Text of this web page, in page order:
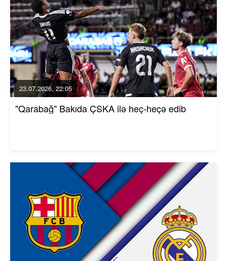
23.07.2026, 22:05
"Qarabağ" Bakıda ÇSKA ilə heç-heçə edib